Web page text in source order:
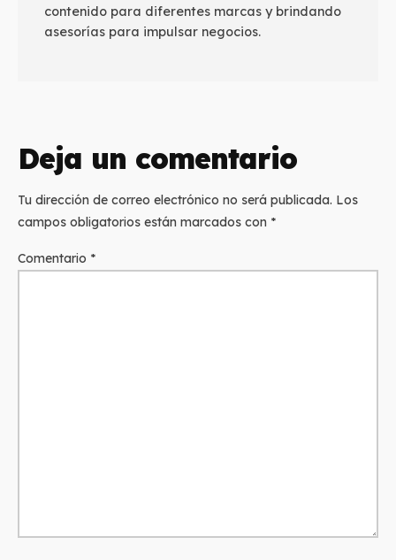
contenido para diferentes marcas y brindando
asesorías para impulsar negocios.
Deja un comentario
Tu dirección de correo electrónico no será publicada. Los
campos obligatorios están marcados con *
Comentario *